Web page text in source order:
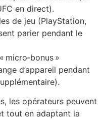
en direct).
de jeu (PlayStation,
parier pendant le
micro‑bonus »
d’appareil pendant
les opérateurs peuvent
tout en adaptant la